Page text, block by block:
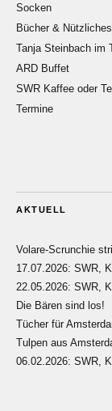
Socken
Bücher & Nützliches
Tanja Steinbach im
ARD Buffet
SWR Kaffee oder
Termine
AKTUELL
Volare-Scrunchie
17.07.2026: SWR,
22.05.2026: SWR,
Die Bären sind los!
Tücher für
Tulpen aus
06.02.2026: SWR,